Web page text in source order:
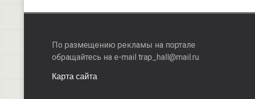
По размещению рекламы на портале
обращайтесь на e-mail trap_hall@mail.ru
Карта сайта